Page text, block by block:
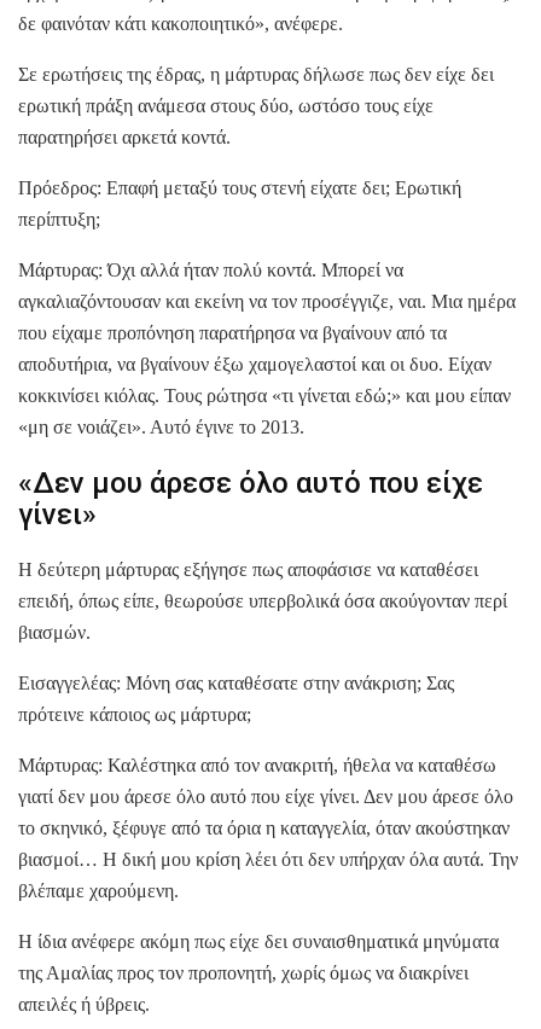
δε φαινόταν κάτι κακοποιητικό», ανέφερε.
Σε ερωτήσεις της έδρας, η μάρτυρας δήλωσε πως δεν είχε δει
ερωτική πράξη ανάμεσα στους δύο, ωστόσο τους είχε
παρατηρήσει αρκετά κοντά.
Πρόεδρος: Επαφή μεταξύ τους στενή είχατε δει; Ερωτική
περίπτυξη;
Μάρτυρας: Όχι αλλά ήταν πολύ κοντά. Μπορεί να
αγκαλιαζόντουσαν και εκείνη να τον προσέγγιζε, ναι. Μια ημέρα
που είχαμε προπόνηση παρατήρησα να βγαίνουν από τα
αποδυτήρια, να βγαίνουν έξω χαμογελαστοί και οι δυο. Είχαν
κοκκινίσει κιόλας. Τους ρώτησα «τι γίνεται εδώ;» και μου είπαν
«μη σε νοιάζει». Αυτό έγινε το 2013.
«Δεν μου άρεσε όλο αυτό που είχε
γίνει»
Η δεύτερη μάρτυρας εξήγησε πως αποφάσισε να καταθέσει
επειδή, όπως είπε, θεωρούσε υπερβολικά όσα ακούγονταν περί
βιασμών.
Εισαγγελέας: Μόνη σας καταθέσατε στην ανάκριση; Σας
πρότεινε κάποιος ως μάρτυρα;
Μάρτυρας: Καλέστηκα από τον ανακριτή, ήθελα να καταθέσω
γιατί δεν μου άρεσε όλο αυτό που είχε γίνει. Δεν μου άρεσε όλο
το σκηνικό, ξέφυγε από τα όρια η καταγγελία, όταν ακούστηκαν
βιασμοί… Η δική μου κρίση λέει ότι δεν υπήρχαν όλα αυτά. Την
βλέπαμε χαρούμενη.
Η ίδια ανέφερε ακόμη πως είχε δει συναισθηματικά μηνύματα
της Αμαλίας προς τον προπονητή, χωρίς όμως να διακρίνει
απειλές ή ύβρεις.